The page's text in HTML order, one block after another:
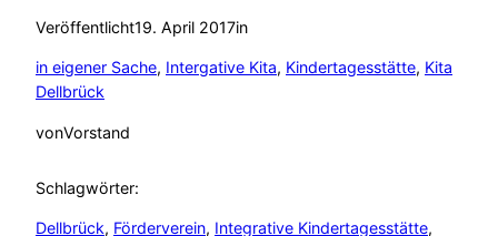
Veröffentlicht19. April 2017in
in eigener Sache, Intergative Kita, Kindertagesstätte, Kita
Dellbrück
vonVorstand
Schlagwörter:
Dellbrück, Förderverein, Integrative Kindertagesstätte